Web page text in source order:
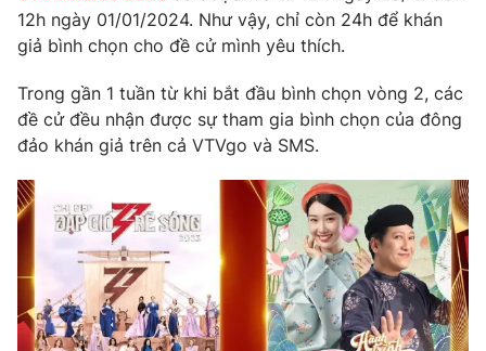
Góc doanh nghiệp
Truyền hình
Hậu trường
Nhân vật
Khán giả
Giải sao mai
Giải trí
Điện ảnh
Âm nhạc
Sao
Đời sống
Du lịch
Làm đẹp
Chất lượng cuộc sống
Giáo dục
Tuyển sinh
Học trực tuyến
Công nghệ
Hitech Công nghệ tương lai
Giao lưu trực tuyến
12h ngày 01/01/2024. Như vậy, chỉ còn 24h để khán
giả bình chọn cho đề cử mình yêu thích.
Trong gần 1 tuần từ khi bắt đầu bình chọn vòng 2, các
đề cử đều nhận được sự tham gia bình chọn của đông
đảo khán giả trên cả VTVgo và SMS.